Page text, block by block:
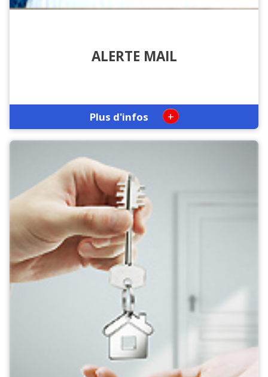
ALERTE MAIL
Plus d'infos +